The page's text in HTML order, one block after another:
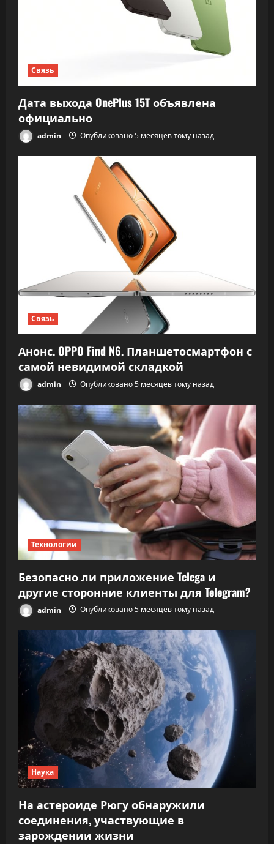
Связь
Дата выхода OnePlus 15T объявлена
официально
admin Опубликовано 5 месяцев тому назад
Связь
Анонс. OPPO Find N6. Планшетосмартфон с
самой невидимой складкой
admin Опубликовано 5 месяцев тому назад
Технологии
Безопасно ли приложение Telega и
другие сторонние клиенты для Telegram?
admin Опубликовано 5 месяцев тому назад
Наука
На астероиде Рюгу обнаружили
соединения, участвующие в
зарождении жизни